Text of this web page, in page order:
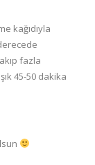
kağıdıyla
fazla
45-50 dakika